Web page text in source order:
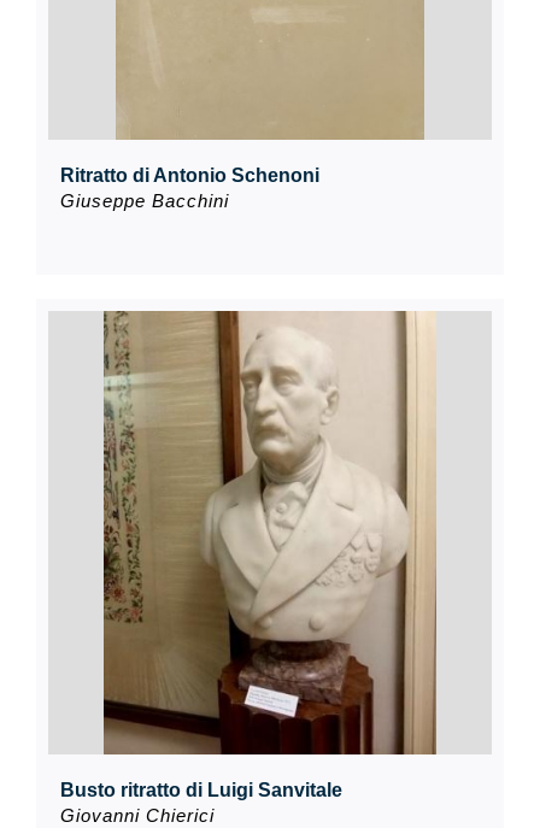
Ritratto di Antonio Schenoni
Giuseppe Bacchini
Busto ritratto di Luigi Sanvitale
Giovanni Chierici